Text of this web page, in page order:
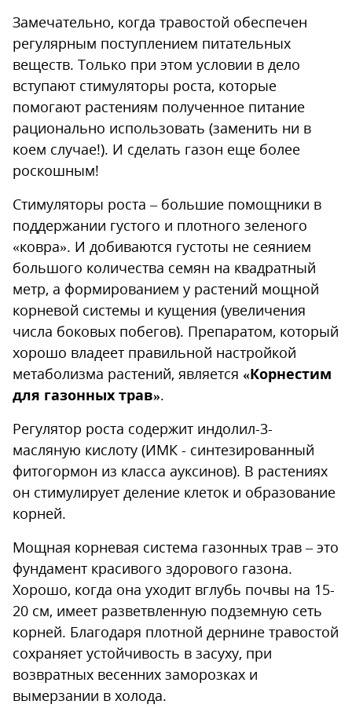
Замечательно, когда травостой обеспечен
регулярным поступлением питательных
веществ. Только при этом условии в дело
вступают стимуляторы роста, которые
помогают растениям полученное питание
рационально использовать (заменить ни в
коем случае!). И сделать газон еще более
роскошным!
Стимуляторы роста – большие помощники в
поддержании густого и плотного зеленого
«ковра». И добиваются густоты не сеянием
большого количества семян на квадратный
метр, а формированием у растений мощной
корневой системы и кущения (увеличения
числа боковых побегов). Препаратом, который
хорошо владеет правильной настройкой
метаболизма растений, является «Корнестим
для газонных трав».
Регулятор роста содержит индолил-3-
масляную кислоту (ИМК - синтезированный
фитогормон из класса ауксинов). В растениях
он стимулирует деление клеток и образование
корней.
Мощная корневая система газонных трав – это
фундамент красивого здорового газона.
Хорошо, когда она уходит вглубь почвы на 15-
20 см, имеет разветвленную подземную сеть
корней. Благодаря плотной дернине травостой
сохраняет устойчивость в засуху, при
возвратных весенних заморозках и
вымерзании в холода.